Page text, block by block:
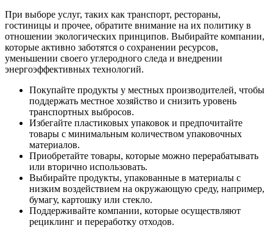
При выборе услуг, таких как транспорт, рестораны,
гостиницы и прочее, обратите внимание на их политику в
отношении экологических принципов. Выбирайте компании,
которые активно заботятся о сохранении ресурсов,
уменьшении своего углеродного следа и внедрении
энергоэффективных технологий.
Покупайте продукты у местных производителей, чтобы
поддержать местное хозяйство и снизить уровень
транспортных выбросов.
Избегайте пластиковых упаковок и предпочитайте
товары с минимальным количеством упаковочных
материалов.
Приобретайте товары, которые можно перерабатывать
или вторично использовать.
Выбирайте продукты, упакованные в материалы с
низким воздействием на окружающую среду, например,
бумагу, картошку или стекло.
Поддерживайте компании, которые осуществляют
рециклинг и переработку отходов.